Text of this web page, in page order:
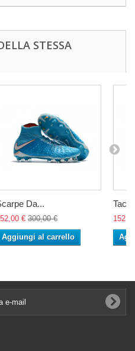
STESSA
Da...
€ 300,00 €
Aggiungi al carrello